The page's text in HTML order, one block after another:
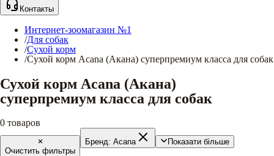
Контакты
Интернет-зоомагазин №1
/Для собак
/Сухой корм
/Сухой корм Acana (Акана) суперпремиум класса для собак
Сухой корм Acana (Акана)
суперпремиум класса для собак
0 товаров
Очистить фильтры
Бренд: Acana Показати більше